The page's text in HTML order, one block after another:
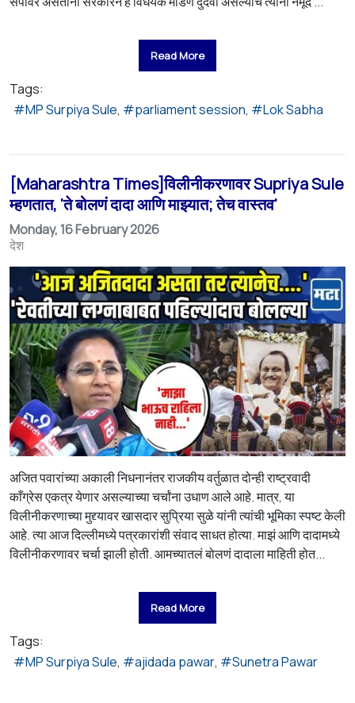
Read More
Tags:
MP Surpiya Sule
parliament session Lok Sabha
[Maharashtra Times]विलीनीकरणावर Supriya Sule
म्हणतात, 'ते बोलणं दादा आणि माझ्यात; तेच वास्तव'
Monday, 16 February 2026
देश
अजित पवारांच्या अकाली निधनानंतर राजकीय वर्तुळात दोन्ही राष्ट्रवादी
काँग्रेस एकत्र येणार असल्याच्या चर्चांना उधाण आले आहे. मात्र, या
विलीनीकरणाच्या मुद्द्यावर खासदार सुप्रिया सुळे यांनी त्यांची भूमिका स्पष्ट केली
आहे. त्या आज दिल्लीमध्ये पत्रकारांशी संवाद साधत होत्या. माझं आणि दादामध्ये
विलीनीकरणावर चर्चा झाली होती. आमच्यातलं बोलणं दादाला माहिती होत...
Read More
Tags:
MP Surpiya Sule
ajidada pawar Sunetra Pawar